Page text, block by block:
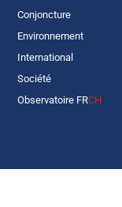
Conjoncture
Environnement
International
Société
Observatoire FRCH